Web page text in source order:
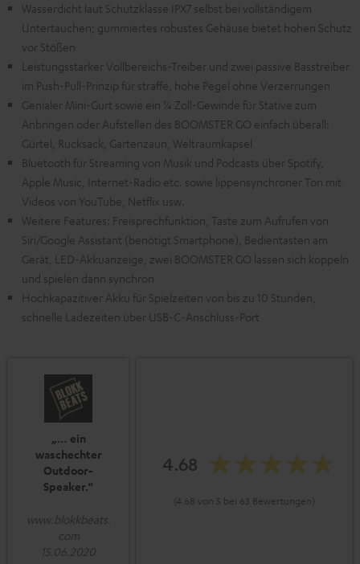
Wasserdicht laut Schutzklasse IPX7 selbst bei vollständigem
Untertauchen; gummiertes robustes Gehäuse bietet hohen Schutz
vor Stößen
Leistungsstarker Vollbereichs-Treiber und zwei passive Basstreiber
im Push-Pull-Prinzip für straffe, hohe Pegel ohne Verzerrungen
Genialer Mini-Gurt sowie ein ¼ Zoll-Gewinde für Stative zum
Anbringen oder Aufstellen des BOOMSTER GO einfach überall:
Gürtel, Rucksack, Gartenzaun, Weltraumkapsel
Bluetooth für Streaming von Musik und Podcasts über Spotify,
Apple Music, Internet-Radio etc. sowie lippensynchroner Ton mit
Videos von YouTube, Netflix usw.
Weitere Features: Freisprechfunktion, Taste zum Aufrufen von
Siri/Google Assistant (benötigt Smartphone), Bedientasten am
Gerät, LED-Akkuanzeige, zwei BOOMSTER GO lassen sich koppeln
und spielen dann synchron
Hochkapazitiver Akku für Spielzeiten von bis zu 10 Stunden,
schnelle Ladezeiten über USB-C-Anschluss-Port
„… ein
waschechter
Outdoor-
Speaker.“
www.blokkbeats.
com
15.06.2020
4.68
(4.68 von 5 bei 63 Bewertungen)